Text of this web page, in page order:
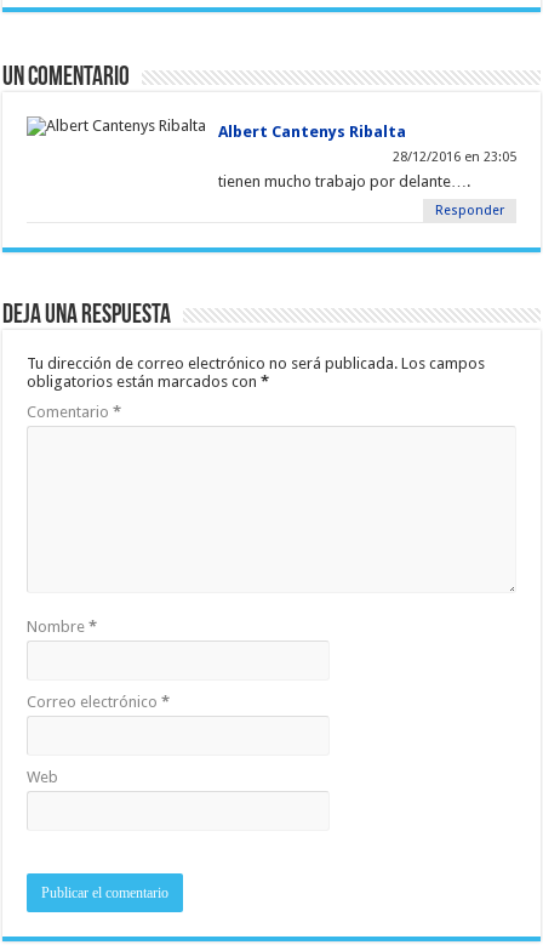
Un comentario
Albert Cantenys Ribalta
28/12/2016 en 23:05
tienen mucho trabajo por delante….
Responder
Deja una respuesta
Tu dirección de correo electrónico no será publicada. Los campos
obligatorios están marcados con*
Comentario*
Nombre*
Correo electrónico*
Web